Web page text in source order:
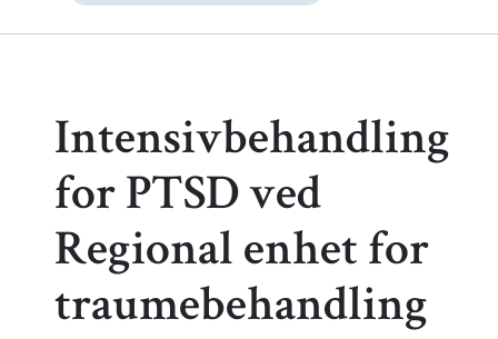
Intensivbehandling
for PTSD ved
Regional enhet­ for
traumebehandling